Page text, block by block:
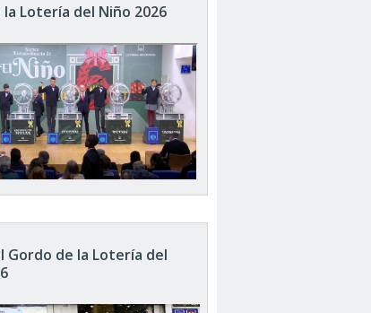
la Lotería del Niño 2026
Gordo de la Lotería del